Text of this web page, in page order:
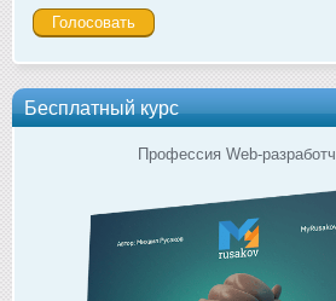
Бесплатный курс
Профессия Web-